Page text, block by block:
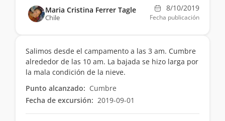
Maria Cristina Ferrer Tagle
Chile
8/10/2019
Fecha publicación
Salimos desde el campamento a las 3 am. Cumbre
alrededor de las 10 am. La bajada se hizo larga por
la mala condición de la nieve.
Punto alcanzado: Cumbre
Fecha de excursión: 2019-09-01